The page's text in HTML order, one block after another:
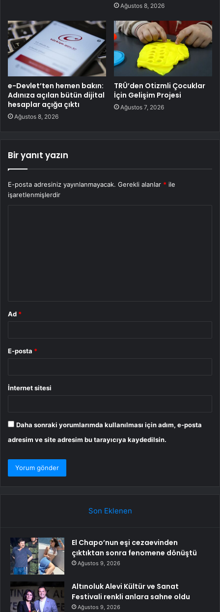
Ağustos 8, 2026
e-Devlet’ten hemen bakın:
Adınıza açılan bütün dijital
hesaplar açığa çıktı
Ağustos 8, 2026
TRÜ’den Otizmli Çocuklar
İçin Gelişim Projesi
Ağustos 7, 2026
Bir yanıt yazın
E-posta adresiniz yayınlanmayacak. Gerekli alanlar * ile
işaretlenmişlerdir
Ad *
E-posta *
İnternet sitesi
Daha sonraki yorumlarımda kullanılması için adım, e-posta
adresim ve site adresim bu tarayıcıya kaydedilsin.
Son Eklenen
El Chapo’nun eşi cezaevinden
çıktıktan sonra fenomene dönüştü
Ağustos 9, 2026
Altınoluk Alevi Kültür ve Sanat
Festivali renkli anlara sahne oldu
Ağustos 9, 2026